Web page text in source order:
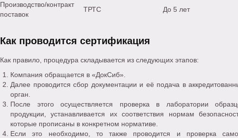
Производство/контракт
поставок
ТРТС До 5 лет
Как проводится сертификация
Как правило, процедура складывается из следующих этапов:
Компания обращается в «ДокСиб».
Далее проводится сбор документации и её подача в
орган.
После этого осуществляется проверка в лаборатории
продукции, устанавливается их соответствия нормам
которые прописаны в конкретном нормативе.
Если это необходимо, то также проводится и проверка